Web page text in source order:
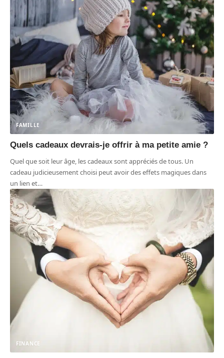
FAMILLE
Quels cadeaux devrais-je offrir à ma petite amie ?
Quel que soit leur âge, les cadeaux sont appréciés de tous. Un
cadeau judicieusement choisi peut avoir des effets magiques dans
un lien et…
FINANCE